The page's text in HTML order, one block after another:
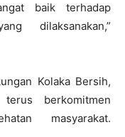
baik terhadap
dilaksanakan,”
Kolaka Bersih,
berkomitmen
masyarakat.